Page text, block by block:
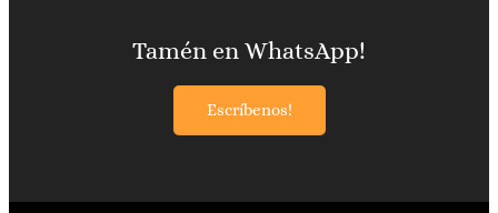
Tamén en WhatsApp!
Escríbenos!